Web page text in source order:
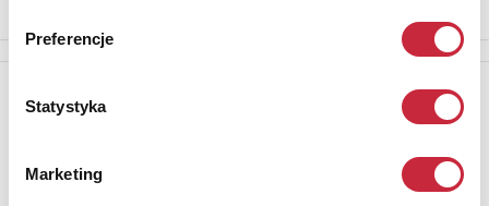
Preferencje
Statystyka
Marketing
Aby otrzymywać informacje o nowych aukcjach, prosimy podać